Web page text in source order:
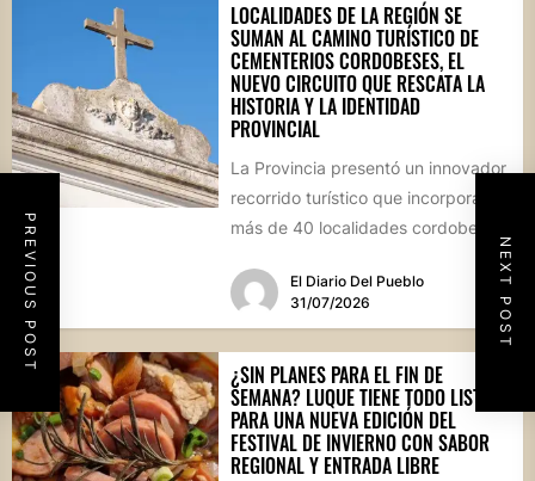
PREVIOUS POST NEXT POST
LOCALIDADES DE LA REGIÓN SE
SUMAN AL CAMINO TURÍSTICO DE
CEMENTERIOS CORDOBESES, EL
NUEVO CIRCUITO QUE RESCATA LA
HISTORIA Y LA IDENTIDAD
PROVINCIAL
La Provincia presentó un innovador
recorrido turístico que incorpora a
más de 40 localidades cordobesas
patrimonial....El Diario Del Pueblo
31/07/2026
¿SIN PLANES PARA EL FIN DE
SEMANA? LUQUE TIENE TODO LISTO
PARA UNA NUEVA EDICIÓN DEL
FESTIVAL DE INVIERNO CON SABOR
REGIONAL Y ENTRADA LIBRE